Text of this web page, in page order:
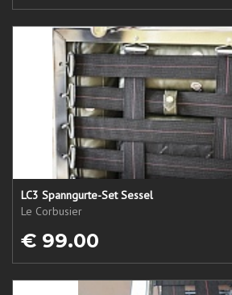
LC3 Spanngurte-Set Sessel
Le Corbusier
€ 99.00